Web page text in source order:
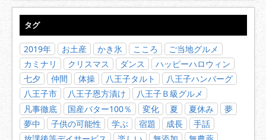
タグ
2019年 お土産 かき氷 こころ
ご当地グルメ
カミナリ
クリスマス ダンス
ハッピーハロウィン
七夕
仲間 体操 八王子タルト
八王子ハンバーグ
八王子市
八王子恩方漬け
八王子Ｂ級グルメ
凡事徹底
国産バター100％ 変化 夏 夏休み
夢
夢中
子供の可能性 学ぶ 宿題 成長
手話